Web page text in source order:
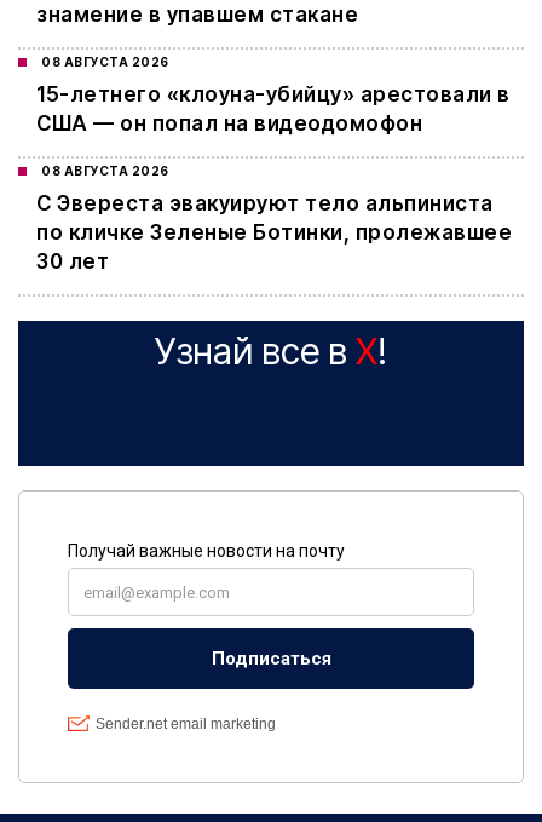
знамение в упавшем стакане
08 АВГУСТА 2026
15-летнего «клоуна-убийцу» арестовали в
США — он попал на видеодомофон
08 АВГУСТА 2026
С Эвереста эвакуируют тело альпиниста
по кличке Зеленые Ботинки, пролежавшее
30 лет
Узнай все в X!